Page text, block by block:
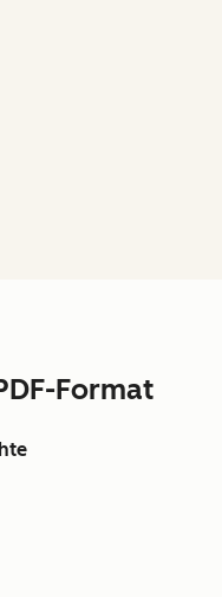
Format